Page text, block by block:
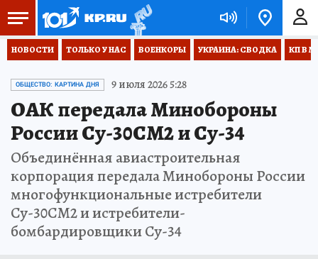
НОВОСТИ ТОЛЬКО У НАС ВОЕНКОРЫ УКРАИНА: СВОДКА КП В
ОБЩЕСТВО: КАРТИНА ДНЯ 9 июля 2026 5:28
ОАК передала Минобороны
России Су-30СМ2 и Су-34
Объединённая авиастроительная
корпорация передала Минобороны России
многофункциональные истребители
Су-30СМ2 и истребители-
бомбардировщики Су-34